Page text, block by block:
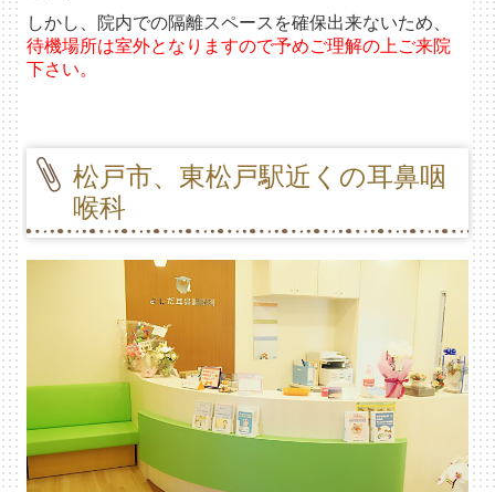
しかし、院内での隔離スペースを確保出来ないため、
待機場所は室外となりますので予めご理解の上ご来院
下さい。
松戸市、東松戸駅近くの耳鼻咽
喉科